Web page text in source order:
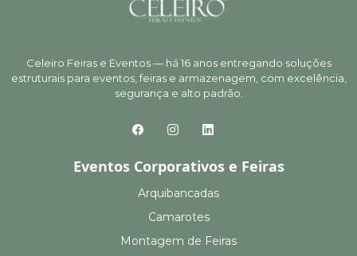
Celeiro Feiras e Eventos — há 16 anos entregando soluções
estruturais para eventos, feiras e armazenagem, com excelência,
segurança e alto padrão.
Eventos Corporativos e Feiras
Arquibancadas
Camarotes
Montagem de Feiras